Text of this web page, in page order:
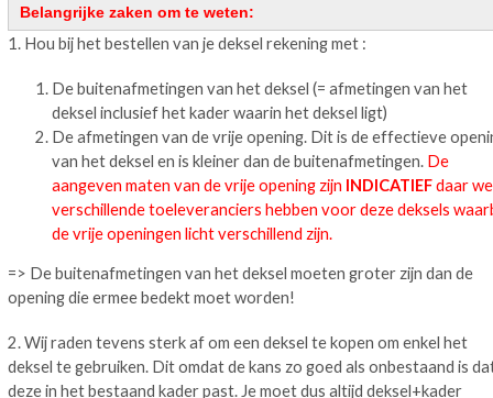
Belangrijke zaken om te weten:
1. Hou bij het bestellen van je deksel rekening met :
De buitenafmetingen van het deksel (= afmetingen van het
deksel inclusief het kader waarin het deksel ligt)
De afmetingen van de vrije opening. Dit is de effectieve
van het deksel en is kleiner dan de buitenafmetingen. De
aangeven maten van de vrije opening zijn INDICATIEFdaar we
verschillende toeleveranciers hebben voor deze deksels
de vrije openingen licht verschillend zijn.
=> De buitenafmetingen van het deksel moeten groter zijn dan de
opening die ermee bedekt moet worden!
2. Wij raden tevens sterk af om een deksel te kopen om enkel het
deksel te gebruiken. Dit omdat de kans zo goed als onbestaand is
deze in het bestaand kader past. Je moet dus altijd deksel+kader